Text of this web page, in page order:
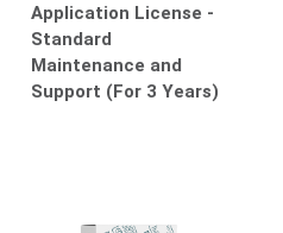
Application License -
Standard
Maintenance and
Support (For 3 Years)